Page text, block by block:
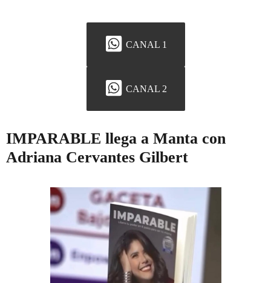
CANAL 1
CANAL 2
IMPARABLE llega a Manta con
Adriana Cervantes Gilbert